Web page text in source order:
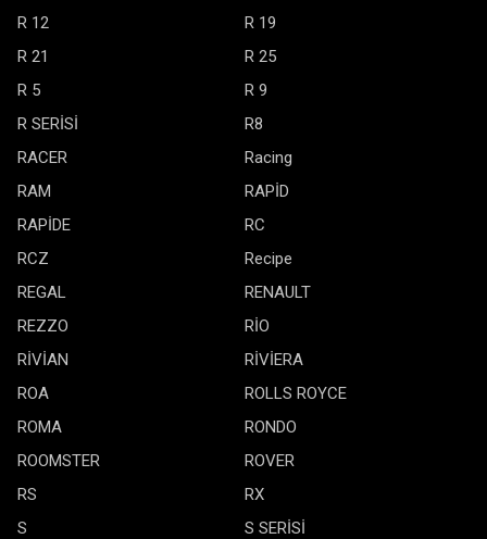
R 12
R 19
R 21
R 25
R 5
R 9
R SERİSİ
R8
RACER
Racing
RAM
RAPİD
RAPİDE
RC
RCZ
Recipe
REGAL
RENAULT
REZZO
RİO
RİVİAN
RİVİERA
ROA
ROLLS ROYCE
ROMA
RONDO
ROOMSTER
ROVER
RS
RX
S
S SERİSİ